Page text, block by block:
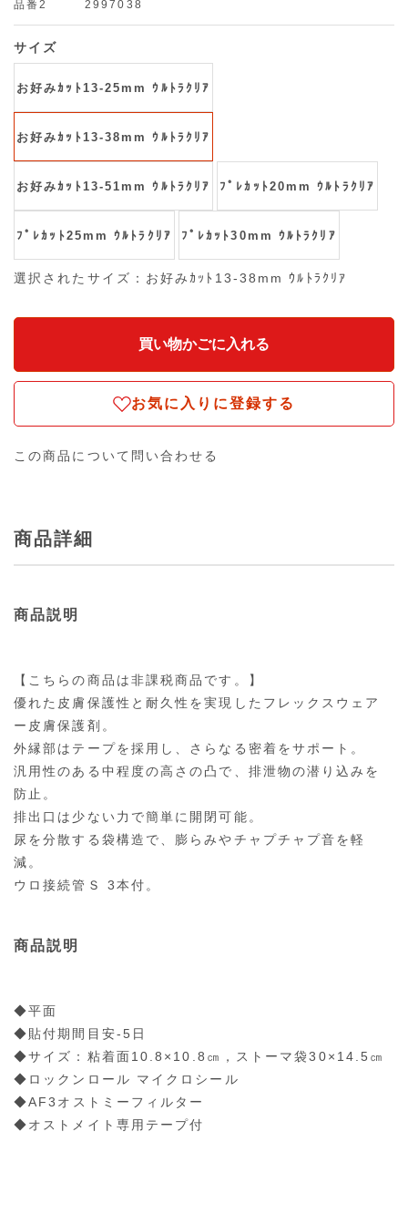
品番2
2997038
サイズ
お好みｶｯﾄ13-25mm ｳﾙﾄﾗｸﾘｱ
お好みｶｯﾄ13-38mm ｳﾙﾄﾗｸﾘｱ
お好みｶｯﾄ13-51mm ｳﾙﾄﾗｸﾘｱ ﾌﾟﾚｶｯﾄ20mm ｳﾙﾄﾗｸﾘｱ
ﾌﾟﾚｶｯﾄ25mm ｳﾙﾄﾗｸﾘｱ ﾌﾟﾚｶｯﾄ30mm ｳﾙﾄﾗｸﾘｱ
選択されたサイズ：お好みｶｯﾄ13-38mm ｳﾙﾄﾗｸﾘｱ
お気に入りに登録する
この商品について問い合わせる
商品詳細
商品説明
【こちらの商品は非課税商品です。】
優れた皮膚保護性と耐久性を実現したフレックスウェア
ー皮膚保護剤。
外縁部はテープを採用し、さらなる密着をサポート。
汎用性のある中程度の高さの凸で、排泄物の潜り込みを
防止。
排出口は少ない力で簡単に開閉可能。
尿を分散する袋構造で、膨らみやチャプチャプ音を軽
減。
ウロ接続管Ｓ 3本付。
商品説明
◆平面
◆貼付期間目安-5日
◆サイズ：粘着面10.8×10.8㎝，ストーマ袋30×14.5㎝
◆ロックンロール マイクロシール
◆AF3オストミーフィルター
◆オストメイト専用テープ付